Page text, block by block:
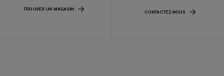
TROUVER UN MAGASIN
CONTACTEZ-NOUS